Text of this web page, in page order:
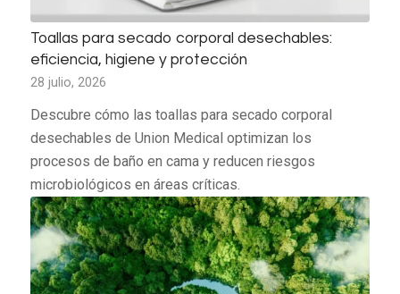
Toallas para secado corporal desechables:
eficiencia, higiene y protección
28 julio, 2026
Descubre cómo las toallas para secado corporal
desechables de Union Medical optimizan los
procesos de baño en cama y reducen riesgos
microbiológicos en áreas críticas.